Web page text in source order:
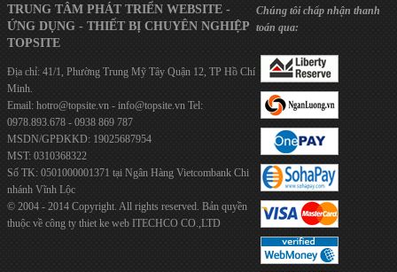
TRUNG TÂM PHÁT TRIỂN WEBSITE -
ỨNG DỤNG - THIẾT BỊ CHUYÊN NGHIỆP
TOPSITE
Địa chỉ: 41/1, Phường Trung Mỹ Tây Quận 12, TP Hồ Chí
Minh.
Email: hotro@topsite.vn - info@topsite.vn Tel:
0978.893.678 - 0938 869 787
MSDN/GPĐKKD: 19025687954
MST: 0310368322
Số TK: 0501000001371 tại Ngân Hàng Vietcombank Chi
nhánh Vĩnh Lộc
© 2004 - 2014 Copyright. All rights reserved. Bản quyền
thuộc về công ty thiet ke web ITECHCO CO.,LTD
Chúng tôi chấp nhận thanh
toán qua: